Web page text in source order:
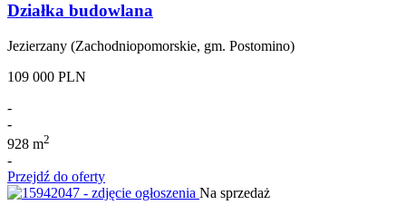
Działka budowlana
Jezierzany (Zachodniopomorskie, gm. Postomino)
109 000 PLN
-
-
928 m2
-
Przejdź do oferty
Na sprzedaż